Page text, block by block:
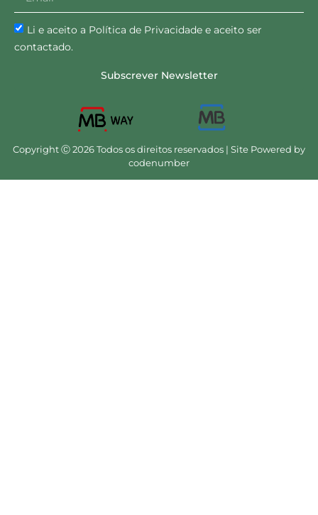
Li e aceito a Política de Privacidade e aceito ser
contactado.
Subscrever Newsletter
Copyright Ⓒ 2026 Todos os direitos reservados | Site Powered by
codenumber